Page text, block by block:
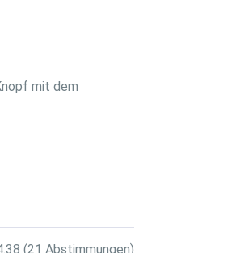
mit dem
(21 Abstimmungen)